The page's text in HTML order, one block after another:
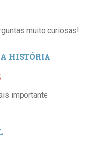
muito curiosas!
HISTÓRIA
importante